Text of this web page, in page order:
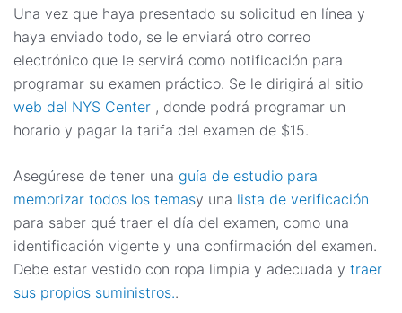
Una vez que haya presentado su solicitud en línea y
haya enviado todo, se le enviará otro correo
electrónico que le servirá como notificación para
programar su examen práctico. Se le dirigirá al sitio
web del NYS Center , donde podrá programar un
horario y pagar la tarifa del examen de $15.
Asegúrese de tener una guía de estudio para
memorizar todos los temasy una lista de verificación
para saber qué traer el día del examen, como una
identificación vigente y una confirmación del examen.
Debe estar vestido con ropa limpia y adecuada y traer
sus propios suministros..